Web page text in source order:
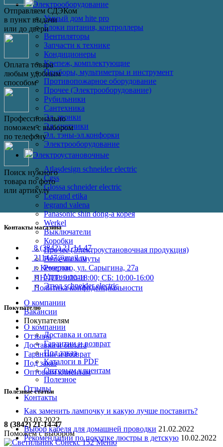
Электрооборудование
Умный дом hite pro
Блоки питания, контроллеры
Вентиляторы
Запчасти к технике
Кондиционеры
Крепеж, комплектующие
Приборы, мультиметры и инструмент
Противопожарное оборудование
Прочее (Электрооборудование)
Рубильники
Сантехника
Эл. звонки
Эл. счетчики
Эл. тэны-эл.конфорки
Электрооборудование
Электроустановочные
Atlasdesign schneider electric
Cgss
Glossa schneider electric
Legrand etika
legrand valena
Panasonic shin dong-a корея
Werkel
Выключатели
Коробки
Прочее (Электроустановочная продукция)
Разъемы хомуты
Розетки
Удлинители
Этюд schneider electric
О компании
Вакансии
Покупателям
Доставка и оплата
Гарантии и возврат
Под заказ
Каталоги в PDF
Оптовым клиентам
Полезное
Отзывы
Контакты
8 (3842) 21-14-47
Поможем с выбором
Меню
Отправляем СДЭКом
в пункт выдачи
или до двери
Оплата товара
любым удобным
способом
Профессионально
поможем с выбором
по телефону
Поиск нужного
товара по фото
или артикулу
Контакты магазина
8 (3842) 21-14-47
211447@mail.ru
г. Кемерово, ул. Сарыгина, 27а
ПН-ПТ: 9:00-18:00; СБ: 10:00-16:00
Политика конфиденциальности
Покупателю
О компании
Отзывы
Доставка и оплата
Гарантии и возврат
Под заказ
Оптовым клиентам
Полезные статьи
Как заменить лампочку и какую лучше поставить?
03.03.2022
Выбор кабеля для домашней проводки 21.02.2022
Рекомендации по покупке люстры в детскую 10.02.2022